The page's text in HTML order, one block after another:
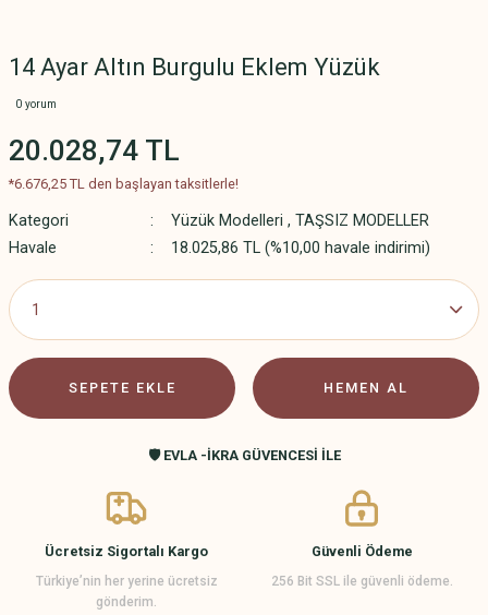
14 Ayar Altın Burgulu Eklem Yüzük
0 yorum
20.028,74 TL
*6.676,25 TL den başlayan taksitlerle!
Kategori Yüzük Modelleri , TAŞSIZ MODELLER
Havale
18.025,86 TL (%10,00 havale indirimi)
SEPETE EKLE HEMEN AL
🛡️ EVLA -İKRA GÜVENCESİ İLE
Ücretsiz Sigortalı Kargo
Türkiye’nin her yerine ücretsiz
gönderim.
Güvenli Ödeme
256 Bit SSL ile güvenli ödeme.